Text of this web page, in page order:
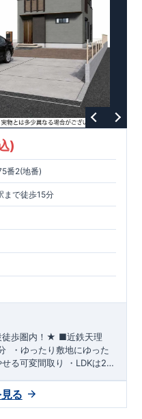
)
番2(地番)
まで徒歩15分
徒歩圏内！★ ■近鉄天理
・ゆったり敷地にゆった
せる可変間取り ​・ LDKは21
各階 に設置
のデザインにもこだわりま
る